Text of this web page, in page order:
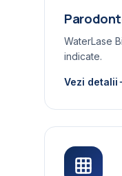
WaterLase
indicate.
Vezi detalii